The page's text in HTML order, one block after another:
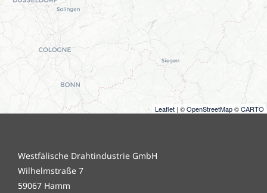
Leaflet | ©OpenStreetMap©CARTO
Westfälische Drahtindustrie GmbH
Wilhelmstraße 7
59067 Hamm